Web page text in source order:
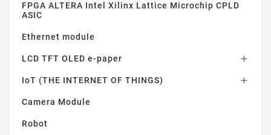
FPGA ALTERA Intel Xilinx Lattice Microchip CPLD
ASIC
Ethernet module
LCD TFT OLED e-paper 
IoT (THE INTERNET OF THINGS) 
Camera Module
Robot